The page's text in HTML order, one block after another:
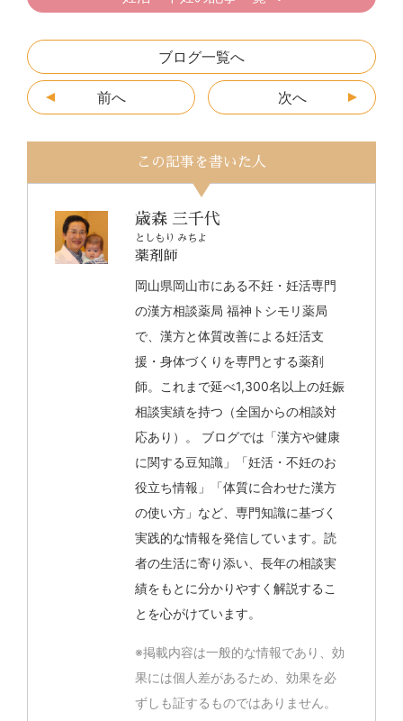
ブログ一覧へ
前へ 次へ
この記事を書いた人
歳森 三千代
としもり みちよ
薬剤師
岡山県岡山市にある不妊・妊活専門
の漢方相談薬局 福神トシモリ薬局
で、漢方と体質改善による妊活支
援・身体づくりを専門とする薬剤
師。これまで延べ1,300名以上の妊娠
相談実績を持つ（全国からの相談対
応あり）。 ブログでは「漢方や健康
に関する豆知識」「妊活・不妊のお
役立ち情報」「体質に合わせた漢方
の使い方」など、専門知識に基づく
実践的な情報を発信しています。読
者の生活に寄り添い、長年の相談実
績をもとに分かりやすく解説するこ
とを心がけています。
※掲載内容は一般的な情報であり、効
果には個人差があるため、効果を必
ずしも証するものではありません。